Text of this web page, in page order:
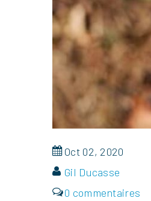
Oct 02, 2020
Gil Ducasse
0 commentaires